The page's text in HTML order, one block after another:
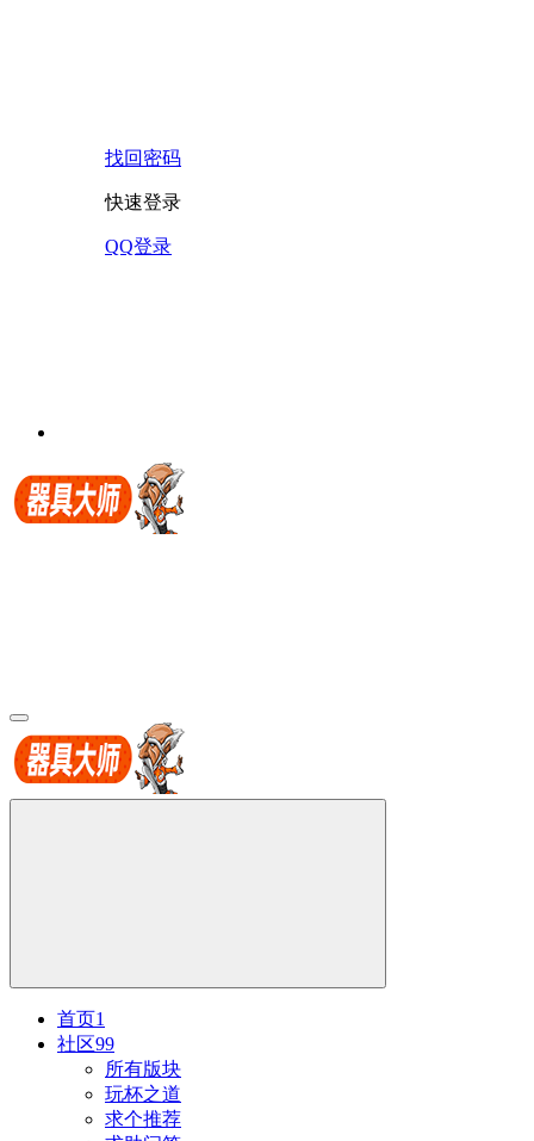
找回密码
快速登录
QQ登录
首页1
社区99
所有版块
玩杯之道
求个推荐